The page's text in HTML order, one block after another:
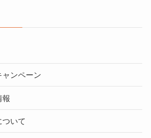
ャンペーン
報
ついて